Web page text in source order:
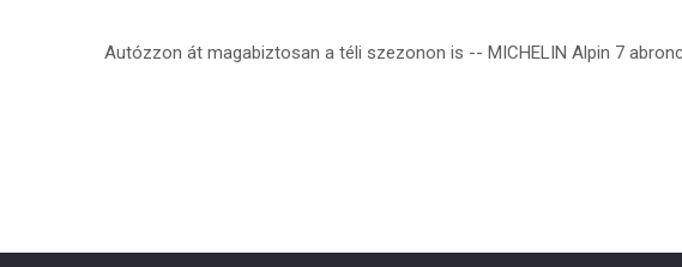
Autózzon át magabiztosan a téli szezonon is -- MICHELIN Alpin 7